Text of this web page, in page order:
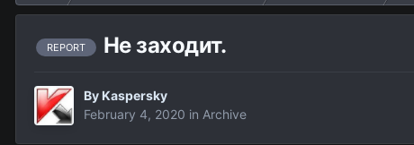
REPORT Не заходит.
By Kaspersky
February 4, 2020 in Archive